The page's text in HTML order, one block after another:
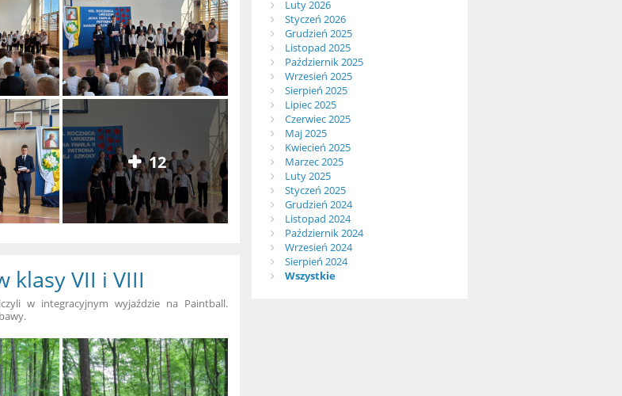
12
klasy VII i VIII
w integracyjnym wyjaździe na Paintball.
Luty 2026
Styczeń 2026
Grudzień 2025
Listopad 2025
Październik 2025
Wrzesień 2025
Sierpień 2025
Lipiec 2025
Czerwiec 2025
Maj 2025
Kwiecień 2025
Marzec 2025
Luty 2025
Styczeń 2025
Grudzień 2024
Listopad 2024
Październik 2024
Wrzesień 2024
Sierpień 2024
Wszystkie